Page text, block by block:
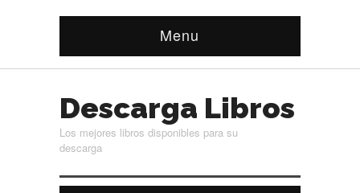
Menu
Descarga Libros
Los mejores libros disponibles para su
descarga